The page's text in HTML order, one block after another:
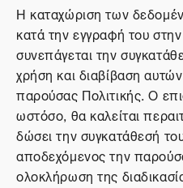
Η καταχώριση των
κατά την εγγραφή του
συνεπάγεται την
χρήση και διαβίβαση
παρούσας Πολιτικής. Ο
ωστόσο, θα καλείται
δώσει την συγκατάθεσή
αποδεχόμενος την
ολοκλήρωση της